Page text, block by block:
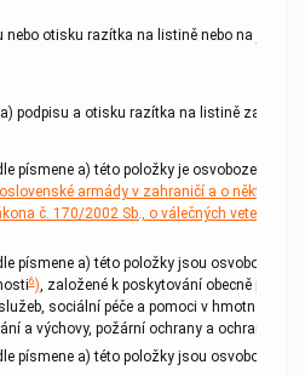
nebo otisku razítka na listině nebo na jejím
podpisu a otisku razítka na listině za
písmene a) této položky je osvobozeno
armády v zahraničí a o
č. 170/2002 Sb., o válečných veteránech
písmene a) této položky jsou osvobozeny
6), založené k poskytování obecně
sociální péče a pomoci v hmotné
a výchovy, požární ochrany a ochrany
písmene a) této položky jsou osvobozeni